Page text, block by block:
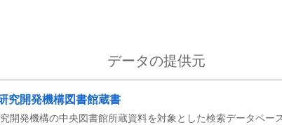
データの提供元
究開発機構図書館蔵書
開発機構の中央図書館所蔵資料を対象とした検索データベー